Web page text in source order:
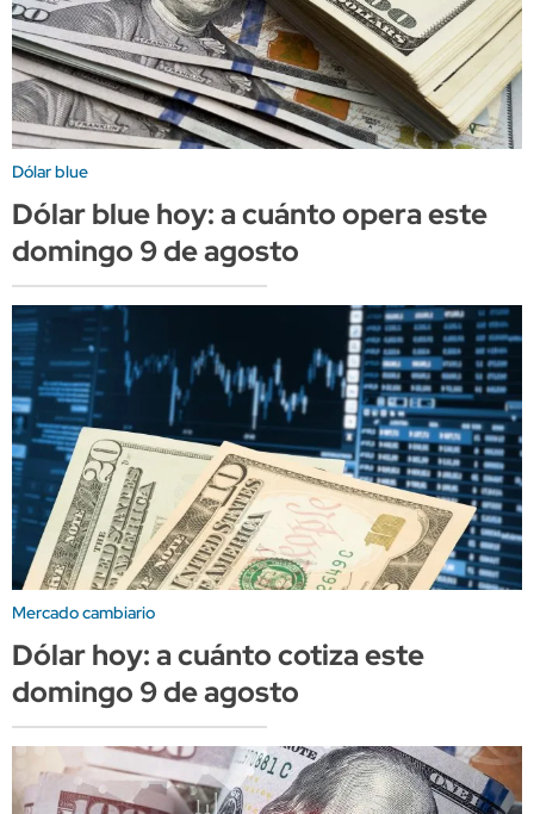
Dólar blue
Dólar blue hoy: a cuánto opera este
domingo 9 de agosto
Mercado cambiario
Dólar hoy: a cuánto cotiza este
domingo 9 de agosto